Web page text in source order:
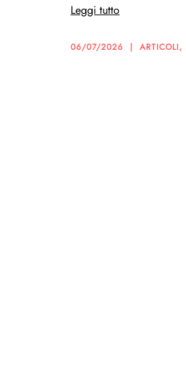
Leggi tutto
06/07/2026 ARTICOLI,